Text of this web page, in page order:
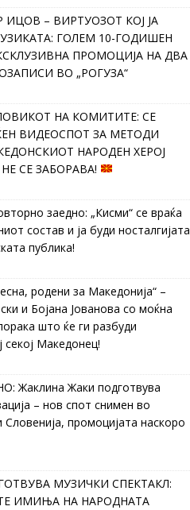
ИЦОВ – ВИРТУОЗОТ КОЈ ЈА
ГОЛЕМ 10-ГОДИШЕН
ПРОМОЦИЈА НА ДВА
ВО „РОГУЗА“
НА КОМИТИТЕ: СЕ
ВИДЕОСПОТ ЗА МЕТОДИ
НАРОДЕН ХЕРОЈ
СЕ ЗАБОРАВА!
заедно: „Кисми“ се враќа
состав и ја буди носталгијата
публика!
родени за Македонија“ –
и Бојана Јованова со моќна
што ќе ги разбуди
секој Македонец!
Жаклина Жаки подготвува
– нов спот снимен во
Словенија, промоцијата наскоро
МУЗИЧКИ СПЕКТАКЛ:
ИМИЊА НА НАРОДНАТА